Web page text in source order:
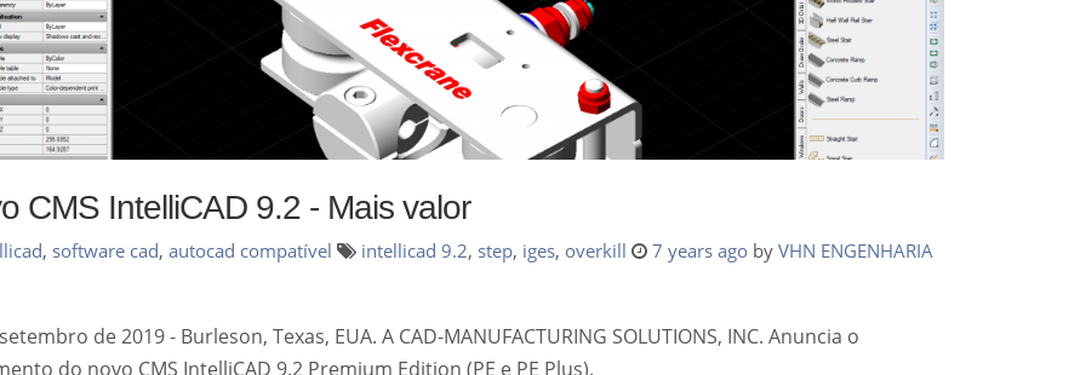
CMS IntelliCAD 9.2 - Mais valor
, software cad, autocad compatível intellicad 9.2, step, iges, overkill 7 years ago by VHN ENGENHARIA
de 2019 - Burleson, Texas, EUA. A CAD-MANUFACTURING SOLUTIONS, INC. Anuncia o
do novo CMS IntelliCAD 9.2 Premium Edition (PE e PE Plus).